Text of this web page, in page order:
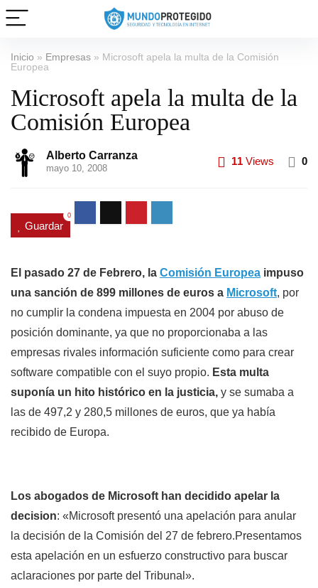
Inicio » Empresas » Microsoft apela la multa de la Comisión
Europea
Microsoft apela la multa de la
Comisión Europea
Alberto Carranza
mayo 10, 2008
11 Views 0
Guardar
0
El pasado 27 de Febrero, la Comisión Europea impuso
una sanción de 899 millones de euros a Microsoft, por
no cumplir la condena impuesta en 2004 por abuso de
posición dominante, ya que no proporcionaba a las
empresas rivales información suficiente como para crear
software compatible con el suyo propio. Esta multa
suponía un hito histórico en la justicia, y se sumaba a
las de 497,2 y 280,5 millones de euros, que ya había
recibido de Europa.
Los abogados de Microsoft han decidido apelar la
decision: «Microsoft presentó una apelación para anular
la decisión de la Comisión del 27 de febrero.Presentamos
esta apelación en un esfuerzo constructivo para buscar
aclaraciones por parte del Tribunal».